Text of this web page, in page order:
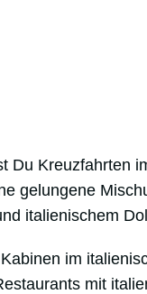
Du Kreuzfahrten
gelungene
italienischem
im
mit